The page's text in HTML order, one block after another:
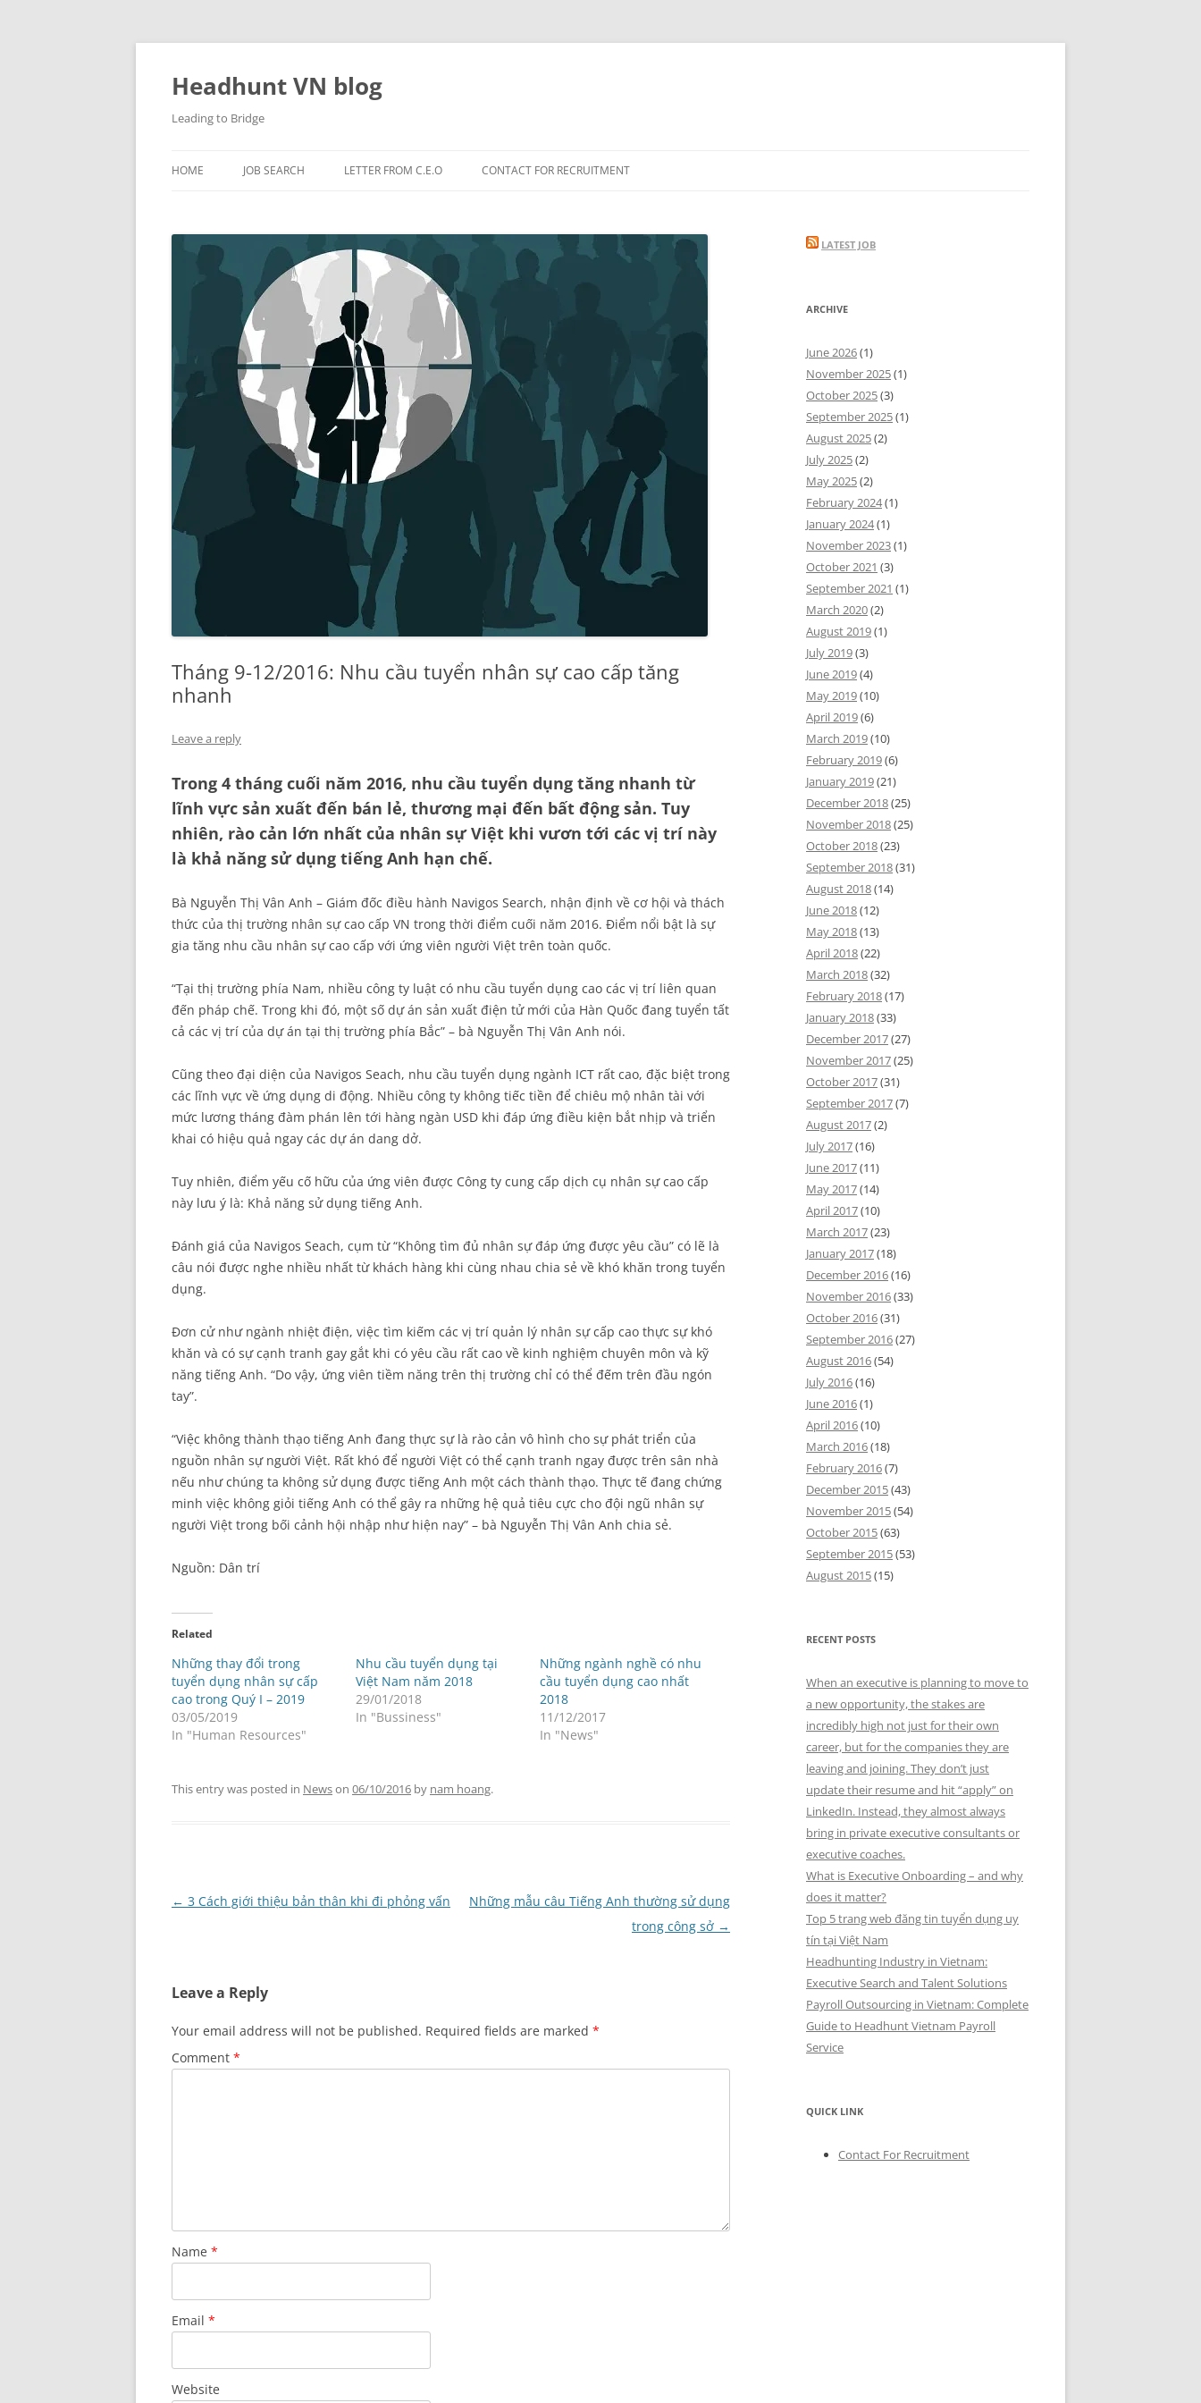
Skip
Headhunt VN blog
Leading to Bridge
HOME JOB SEARCH LETTER FROM C.E.O CONTACT FOR RECRUITMENT
Tháng 9-12/2016: Nhu cầu tuyển nhân sự cao cấp tăng
nhanh
Leave a reply
Trong 4 tháng cuối năm 2016, nhu cầu tuyển dụng tăng nhanh từ
lĩnh vực sản xuất đến bán lẻ, thương mại đến bất động sản. Tuy
nhiên, rào cản lớn nhất của nhân sự Việt khi vươn tới các vị trí này
là khả năng sử dụng tiếng Anh hạn chế.
Bà Nguyễn Thị Vân Anh – Giám đốc điều hành Navigos Search, nhận định về cơ hội và thách
thức của thị trường nhân sự cao cấp VN trong thời điểm cuối năm 2016. Điểm nổi bật là sự
gia tăng nhu cầu nhân sự cao cấp với ứng viên người Việt trên toàn quốc.
“Tại thị trường phía Nam, nhiều công ty luật có nhu cầu tuyển dụng cao các vị trí liên quan
đến pháp chế. Trong khi đó, một số dự án sản xuất điện tử mới của Hàn Quốc đang tuyển tất
cả các vị trí của dự án tại thị trường phía Bắc” – bà Nguyễn Thị Vân Anh nói.
Cũng theo đại diện của Navigos Seach, nhu cầu tuyển dụng ngành ICT rất cao, đặc biệt trong
các lĩnh vực về ứng dụng di động. Nhiều công ty không tiếc tiền để chiêu mộ nhân tài với
mức lương tháng đàm phán lên tới hàng ngàn USD khi đáp ứng điều kiện bắt nhịp và triển
khai có hiệu quả ngay các dự án dang dở.
Tuy nhiên, điểm yếu cố hữu của ứng viên được Công ty cung cấp dịch cụ nhân sự cao cấp
này lưu ý là: Khả năng sử dụng tiếng Anh.
Đánh giá của Navigos Seach, cụm từ “Không tìm đủ nhân sự đáp ứng được yêu cầu” có lẽ là
câu nói được nghe nhiều nhất từ khách hàng khi cùng nhau chia sẻ về khó khăn trong tuyển
dụng.
Đơn cử như ngành nhiệt điện, việc tìm kiếm các vị trí quản lý nhân sự cấp cao thực sự khó
khăn và có sự cạnh tranh gay gắt khi có yêu cầu rất cao về kinh nghiệm chuyên môn và kỹ
năng tiếng Anh. “Do vậy, ứng viên tiềm năng trên thị trường chỉ có thể đếm trên đầu ngón
tay”.
“Việc không thành thạo tiếng Anh đang thực sự là rào cản vô hình cho sự phát triển của
nguồn nhân sự người Việt. Rất khó để người Việt có thể cạnh tranh ngay được trên sân nhà
nếu như chúng ta không sử dụng được tiếng Anh một cách thành thạo. Thực tế đang chứng
minh việc không giỏi tiếng Anh có thể gây ra những hệ quả tiêu cực cho đội ngũ nhân sự
người Việt trong bối cảnh hội nhập như hiện nay” – bà Nguyễn Thị Vân Anh chia sẻ.
Nguồn: Dân trí
Related
Những thay đổi trong
tuyển dụng nhân sự cấp
cao trong Quý I – 2019
03/05/2019
In "Human Resources"
Nhu cầu tuyển dụng tại
Việt Nam năm 2018
29/01/2018
In "Bussiness"
Những ngành nghề có nhu
cầu tuyển dụng cao nhất
2018
11/12/2017
In "News"
This entry was posted in Newson 06/10/2016 by nam hoang.
Post
← 3 Cách giới thiệu bản thân khi đi phỏng vấn
Những mẫu câu Tiếng Anh thường sử dụng
trong công sở →
Leave a Reply
Your email address will not be published. Required fields are marked *
Comment *
Name *
Email *
Website
LATEST JOB
ARCHIVE
June 2026(1)
November 2025(1)
October 2025(3)
September 2025(1)
August 2025(2)
July 2025(2)
May 2025(2)
February 2024(1)
January 2024(1)
November 2023(1)
October 2021 (3)
September 2021 (1)
March 2020(2)
August 2019(1)
July 2019(3)
June 2019(4)
May 2019(10)
April 2019(6)
March 2019(10)
February 2019(6)
January 2019(21)
December 2018(25)
November 2018(25)
October 2018(23)
September 2018(31)
August 2018(14)
June 2018(12)
May 2018(13)
April 2018(22)
March 2018(32)
February 2018(17)
January 2018(33)
December 2017(27)
November 2017(25)
October 2017(31)
September 2017(7)
August 2017(2)
July 2017(16)
June 2017(11)
May 2017(14)
April 2017(10)
March 2017(23)
January 2017(18)
December 2016(16)
November 2016(33)
October 2016(31)
September 2016(27)
August 2016(54)
July 2016(16)
June 2016(1)
April 2016(10)
March 2016(18)
February 2016(7)
December 2015(43)
November 2015(54)
October 2015(63)
September 2015(53)
August 2015(15)
RECENT POSTS
When an executive is planning to move to
a new opportunity, the stakes are
incredibly high not just for their own
career, but for the companies they are
leaving and joining. They don’t just
update their resume and hit “apply” on
LinkedIn. Instead, they almost always
bring in private executive consultants or
executive coaches.
What is Executive Onboarding – and why
does it matter?
Top 5 trang web đăng tin tuyển dụng uy
tín tại Việt Nam
Headhunting Industry in Vietnam:
Executive Search and Talent Solutions
Payroll Outsourcing in Vietnam: Complete
Guide to Headhunt Vietnam Payroll
Service
QUICK LINK
Contact For Recruitment